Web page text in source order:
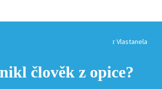
Vlastanela
člověk z opice?